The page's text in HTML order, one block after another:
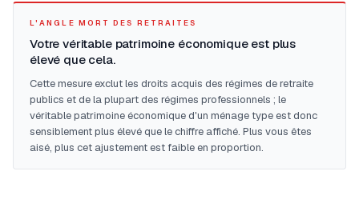
L'ANGLE MORT DES RETRAITES
Votre véritable patrimoine économique est plus
élevé que cela.
Cette mesure exclut les droits acquis des régimes de retraite
publics et de la plupart des régimes professionnels ; le
véritable patrimoine économique d'un ménage type est donc
sensiblement plus élevé que le chiffre affiché. Plus vous êtes
aisé, plus cet ajustement est faible en proportion.